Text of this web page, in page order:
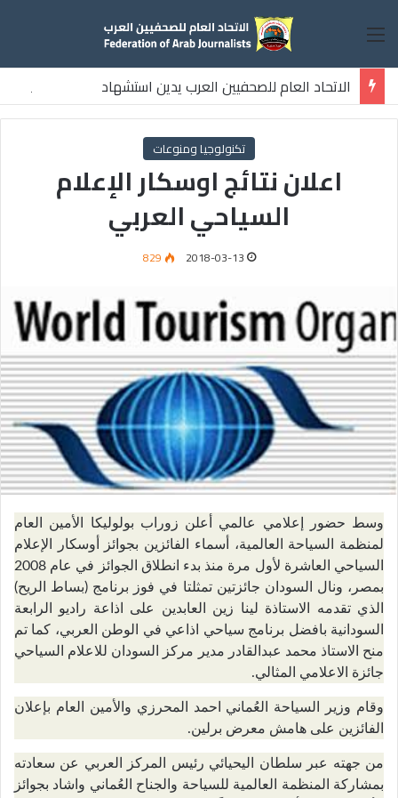
القائمة
الاتحاد العام للصحفيين العرب يدين استشهاد
ثلاثة صحفيين فلسطينيين باستهداف إسرائيلي وسط قطاع غزة
تكنولوجيا ومنوعات
اعلان نتائج اوسكار الإعلام
السياحي العربي
2018-03-13
829
وسط حضور إعلامي عالمي أعلن زوراب بولوليكا الأمين العام
لمنظمة السياحة العالمية، أسماء الفائزين بجوائز أوسكار الإعلام
السياحي العاشرة لأول مرة منذ بدء انطلاق الجوائز في عام 2008
بمصر، ونال السودان جائزتين تمثلتا في فوز برنامج (بساط الريح)
الذي تقدمه الاستاذة لينا زين العابدين على اذاعة راديو الرابعة
السودانية بافضل برنامج سياحي اذاعي في الوطن العربي، كما تم
منح الاستاذ محمد عبدالقادر مدير مركز السودان للاعلام السياحي
جائزة الاعلامي المثالي.
وقام وزير السياحة العُماني احمد المحرزي والأمين العام بإعلان
الفائزين على هامش معرض برلين.
من جهته عبر سلطان اليحيائي رئيس المركز العربي عن سعادته
بمشاركة المنظمة العالمية للسياحة والجناح العُماني واشاد بجوائز